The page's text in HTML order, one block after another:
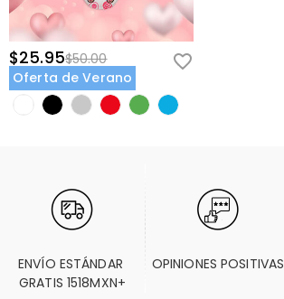
$25.95$50.00
Oferta de Verano
ENVÍO ESTÁNDAR
GRATIS 1518MXN+
OPINIONES POSITIVAS